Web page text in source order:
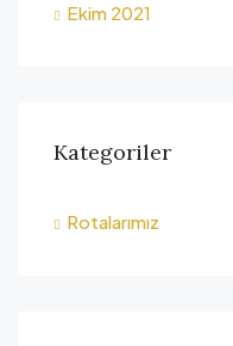
Ekim 2021
Kategoriler
Rotalarımız